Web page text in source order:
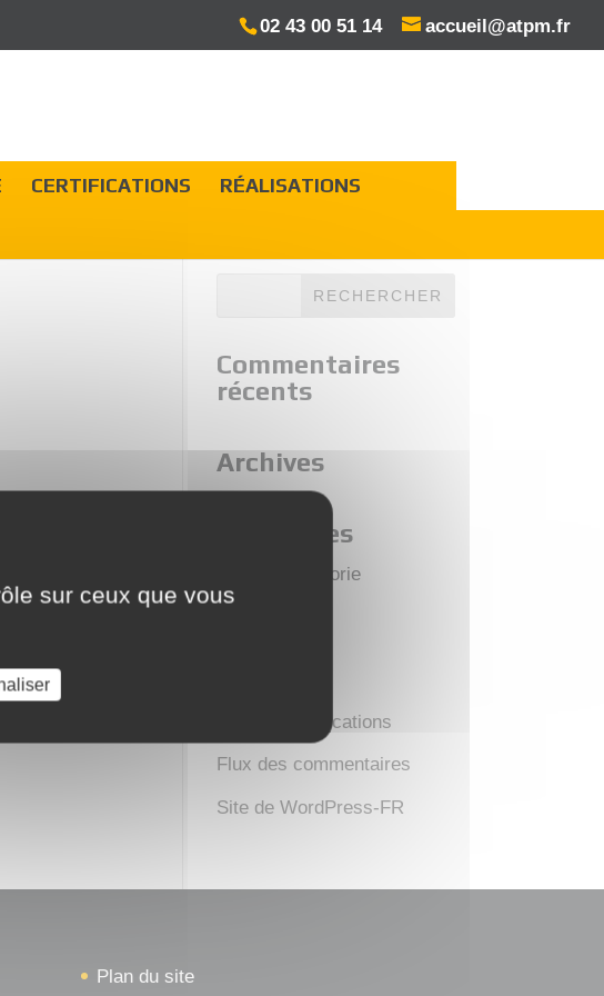
02 43 00 51 14 accueil@atpm.fr
CERTIFICATIONS RÉALISATIONS
Commentaires
récents
Archives
Catégories
Aucune catégorie
Flux des publications
Flux des commentaires
Site de WordPress-FR
Plan du site
sur ceux que vous